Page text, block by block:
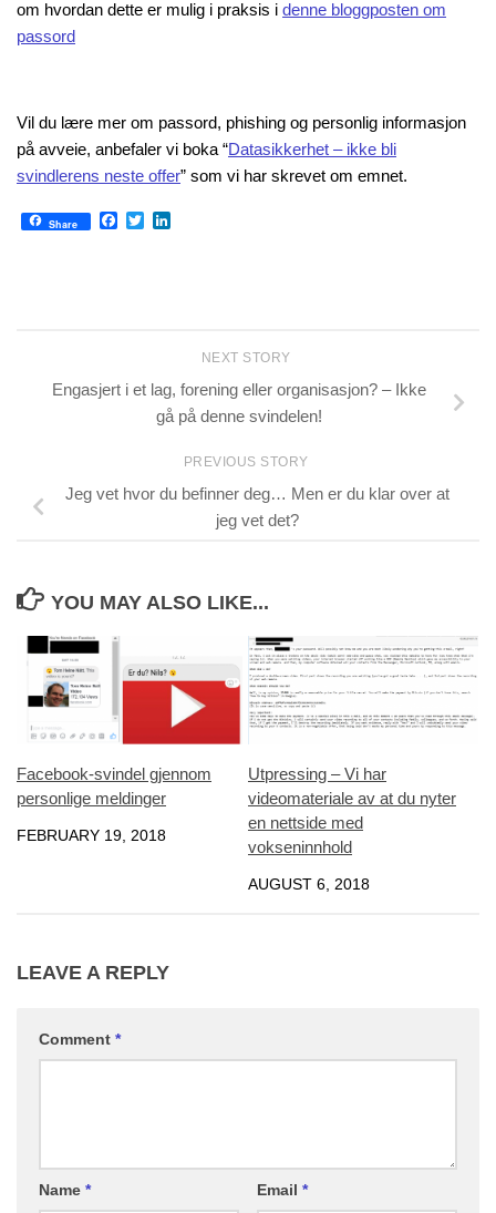
om hvordan dette er mulig i praksis i denne bloggposten om
passord
Vil du lære mer om passord, phishing og personlig informasjon
på avveie, anbefaler vi boka “Datasikkerhet – ikke bli
svindlerens neste offer” som vi har skrevet om emnet.
Share Facebook
Twitter
NEXT STORY
Engasjert i et lag, forening eller organisasjon? – Ikke
gå på denne svindelen!
PREVIOUS STORY
Jeg vet hvor du befinner deg… Men er du klar over at
jeg vet det?
YOU MAY ALSO LIKE...
Facebook-svindel gjennom
personlige meldinger
FEBRUARY 19, 2018
Utpressing – Vi har
videomateriale av at du nyter
en nettside med
vokseninnhold
AUGUST 6, 2018
LEAVE A REPLY
Comment *
Name * Email *